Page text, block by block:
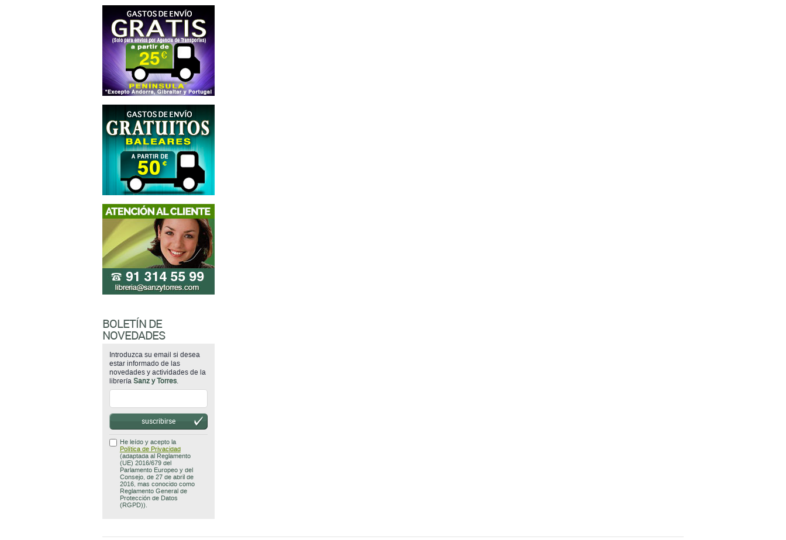
BOLETÍN DE
NOVEDADES
Introduzca su email si desea
estar informado de las
novedades y actividades de la
librería Sanz y Torres.
suscribirse
He leído y acepto la
Política de Privacidad
(adaptada al Reglamento
(UE) 2016/679 del
Parlamento Europeo y del
Consejo, de 27 de abril de
2016, mas conocido como
Reglamento General de
Protección de Datos
(RGPD)).